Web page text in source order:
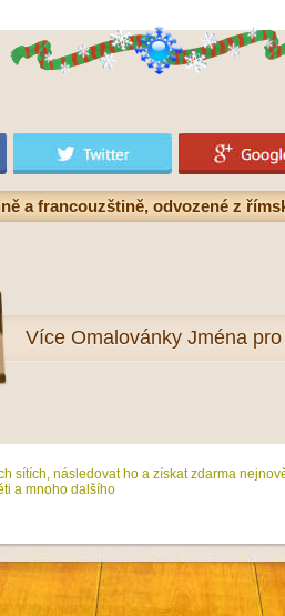
a francouzštině, odvozené z
Více Omalovánky Jména
sítích, následovat ho a získat zdarma
a mnoho dalšího